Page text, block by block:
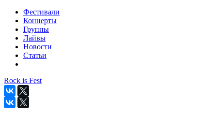
Фестивали
Концерты
Группы
Лайвы
Новости
Статьи
Rock is Fest